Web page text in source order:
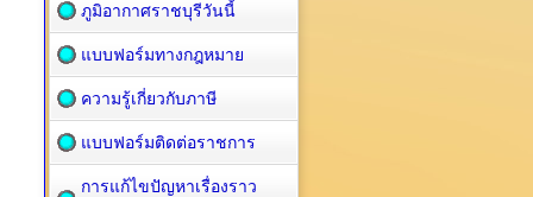
ภูมิอากาศราชบุรีวันนี้
แบบฟอร์มทางกฎหมาย
ความรู้เกี่ยวกับภาษี
แบบฟอร์มติดต่อราชการ
การแก้ไขปัญหาเรื่องราว